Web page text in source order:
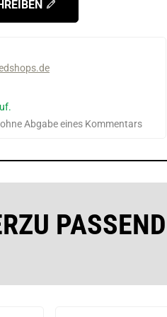
Abgabe eines Kommentars